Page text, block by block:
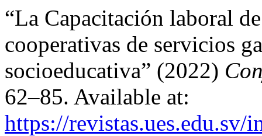
“La Capacitación laboral
cooperativas de servicios
socioeducativa” (2022)
62–85. Available at:
https://